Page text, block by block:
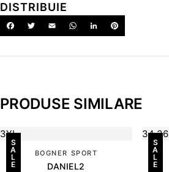
DISTRIBUIE
PRODUSE SIMILARE
S
A
L
E
3XL
BOGNER SPORT
DANIEL2
S
A
L
E
34 36